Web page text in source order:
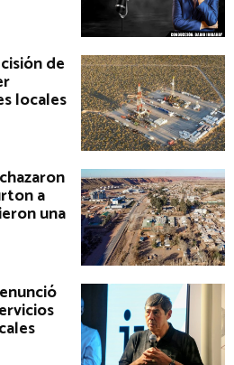
de
locales
a
una